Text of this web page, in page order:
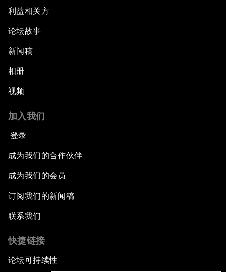
利益相关方
论坛故事
新闻稿
相册
视频
加入我们
登录
成为我们的合作伙伴
成为我们的会员
订阅我们的新闻稿
联系我们
快捷链接
论坛可持续性